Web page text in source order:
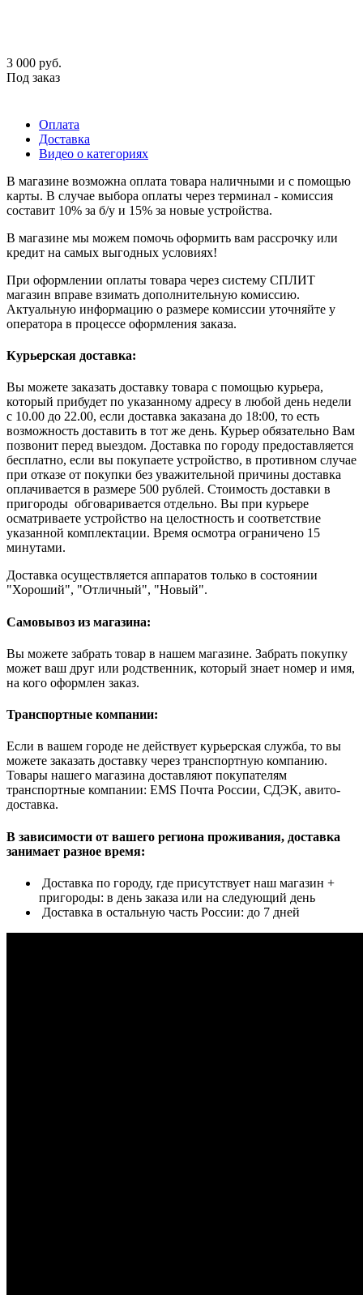
3 000 руб.
Под заказ
Оплата
Доставка
Видео о категориях
В магазине возможна оплата товара наличными и с помощью
карты. В случае выбора оплаты через терминал - комиссия
составит 10% за б/у и 15% за новые устройства.
В магазине мы можем помочь оформить вам рассрочку или
кредит на самых выгодных условиях!
При оформлении оплаты товара через систему СПЛИТ
магазин вправе взимать дополнительную комиссию.
Актуальную информацию о размере комиссии уточняйте у
оператора в процессе оформления заказа.
Курьерская доставка:
Вы можете заказать доставку товара с помощью курьера,
который прибудет по указанному адресу в любой день недели
с 10.00 до 22.00, если доставка заказана до 18:00, то есть
возможность доставить в тот же день. Курьер обязательно Вам
позвонит перед выездом. Доставка по городу предоставляется
бесплатно, если вы покупаете устройство, в противном случае
при отказе от покупки без уважительной причины доставка
оплачивается в размере 500 рублей. Стоимость доставки в
пригороды обговаривается отдельно. Вы при курьере
осматриваете устройство на целостность и соответствие
указанной комплектации. Время осмотра ограничено 15
минутами.
Доставка осуществляется аппаратов только в состоянии
"Хороший", "Отличный", "Новый".
Самовывоз из магазина:
Вы можете забрать товар в нашем магазине. Забрать покупку
может ваш друг или родственник, который знает номер и имя,
на кого оформлен заказ.
Транспортные компании:
Если в вашем городе не действует курьерская служба, то вы
можете заказать доставку через транспортную компанию.
Товары нашего магазина доставляют покупателям
транспортные компании: EMS Почта России, СДЭК, авито-
доставка.
В зависимости от вашего региона проживания, доставка
занимает разное время:
Доставка по городу, где присутствует наш магазин +
пригороды: в день заказа или на следующий день
Доставка в остальную часть России: до 7 дней